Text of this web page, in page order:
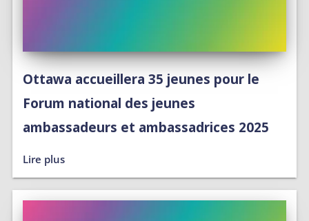
Ottawa accueillera 35 jeunes pour le
Forum national des jeunes
ambassadeurs et ambassadrices 2025
Lire plus